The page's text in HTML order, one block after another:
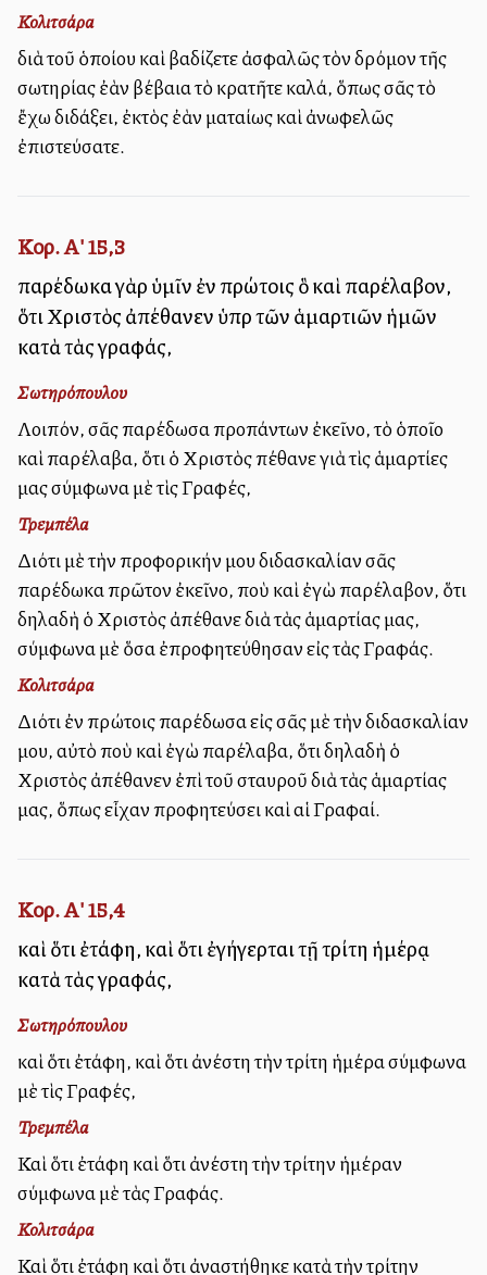
Κολιτσάρα
διὰ τοῦ ὁποίου καὶ βαδίζετε ἀσφαλῶς τὸν δρόμον τῆς
σωτηρίας ἐὰν βέβαια τὸ κρατῆτε καλά, ὅπως σᾶς τὸ
ἔχω διδάξει, ἐκτὸς ἐὰν ματαίως καὶ ἀνωφελῶς
ἐπιστεύσατε.
Κορ. Α' 15,3
παρέδωκα γὰρ ὑμῖν ἐν πρώτοις ὃ καὶ παρέλαβον,
ὅτι Χριστὸς ἀπέθανεν ὑπὲρ τῶν ἁμαρτιῶν ἡμῶν
κατὰ τὰς γραφάς,
Σωτηρόπουλου
Λοιπόν, σᾶς παρέδωσα προπάντων ἐκεῖνο, τὸ ὁποῖο
καὶ παρέλαβα, ὅτι ὁ Χριστὸς πέθανε γιὰ τὶς ἁμαρτίες
μας σύμφωνα μὲ τὶς Γραφές,
Τρεμπέλα
Διότι μὲ τὴν προφορικήν μου διδασκαλίαν σᾶς
παρέδωκα πρῶτον ἐκεῖνο, ποὺ καὶ ἐγὼ παρέλαβον, ὅτι
δηλαδὴ ὁ Χριστὸς ἀπέθανε διὰ τὰς ἁμαρτίας μας,
σύμφωνα μὲ ὅσα ἐπροφητεύθησαν εἰς τὰς Γραφάς.
Κολιτσάρα
Διότι ἐν πρώτοις παρέδωσα εἰς σᾶς μὲ τὴν διδασκαλίαν
μου, αὐτὸ ποὺ καὶ ἐγὼ παρέλαβα, ὅτι δηλαδὴ ὁ
Χριστὸς ἀπέθανεν ἐπὶ τοῦ σταυροῦ διὰ τὰς ἁμαρτίας
μας, ὅπως εἶχαν προφητεύσει καὶ αἱ Γραφαί.
Κορ. Α' 15,4
καὶ ὅτι ἐτάφη, καὶ ὅτι ἐγήγερται τῇ τρίτη ἡμέρᾳ
κατὰ τὰς γραφάς,
Σωτηρόπουλου
καὶ ὅτι ἐτάφη, καὶ ὅτι ἀνέστη τὴν τρίτη ἡμέρα σύμφωνα
μὲ τὶς Γραφές,
Τρεμπέλα
Καὶ ὅτι ἐτάφη καὶ ὅτι ἀνέστη τὴν τρίτην ἡμέραν
σύμφωνα μὲ τὰς Γραφάς.
Κολιτσάρα
Καὶ ὅτι ἐτάφη καὶ ὅτι ἀναστήθηκε κατὰ τὴν τρίτην